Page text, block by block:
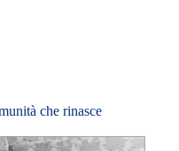
che rinasce